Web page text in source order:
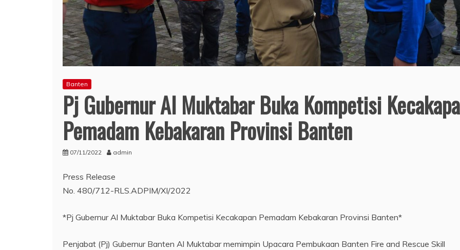
Banten
Pj Gubernur Al Muktabar Buka Kompetisi
Pemadam Kebakaran Provinsi Banten
07/11/2022 admin
Press Release
No. 480/712-RLS.ADPIM/XI/2022
*Pj Gubernur Al Muktabar Buka Kompetisi Kecakapan Pemadam Kebakaran Provinsi Banten*
Penjabat (Pj) Gubernur Banten Al Muktabar memimpin Upacara Pembukaan Banten Fire and Rescue Skill